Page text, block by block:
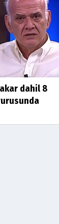
dahil 8